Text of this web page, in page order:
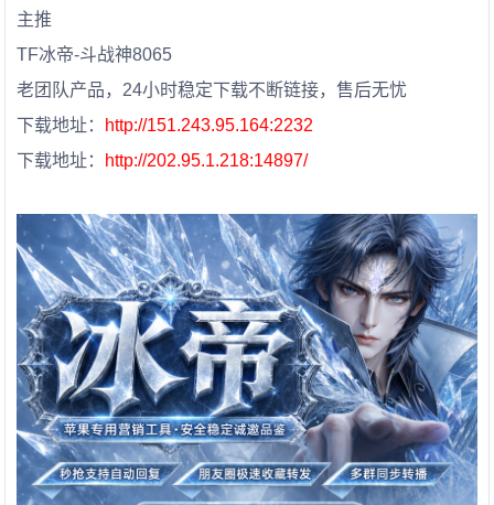
主推
TF冰帝-斗战神8065
老团队产品，24小时稳定下载不断链接，售后无忧
下载地址： http://151.243.95.164:2232
下载地址： http://202.95.1.218:14897/